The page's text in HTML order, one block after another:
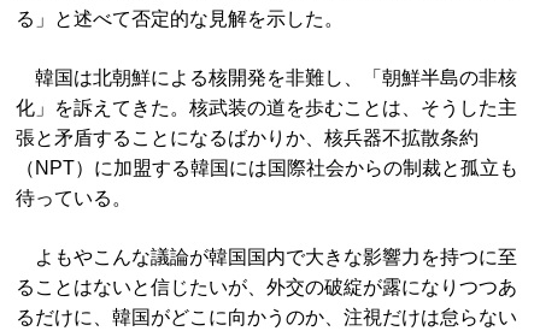
る」と述べて否定的な見解を示した。
韓国は北朝鮮による核開発を非難し、「朝鮮半島の非核
化」を訴えてきた。核武装の道を歩むことは、そうした主
張と矛盾することになるばかりか、核兵器不拡散条約
（NPT）に加盟する韓国には国際社会からの制裁と孤立も
待っている。
よもやこんな議論が韓国国内で大きな影響力を持つに至
ることはないと信じたいが、外交の破綻が露になりつつあ
るだけに、韓国がどこに向かうのか、注視だけは怠らない